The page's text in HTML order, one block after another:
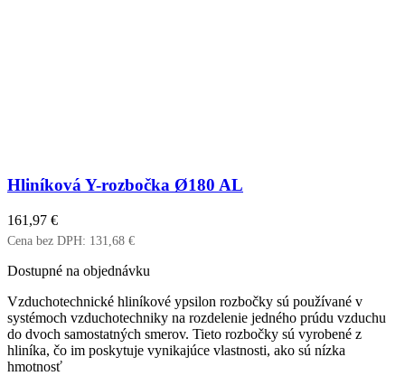
Hliníková Y-rozbočka Ø180 AL
161,97 €
Cena bez DPH: 131,68 €
Dostupné na objednávku
Vzduchotechnické hliníkové ypsilon rozbočky sú používané v
systémoch vzduchotechniky na rozdelenie jedného prúdu vzduchu
do dvoch samostatných smerov. Tieto rozbočky sú vyrobené z
hliníka, čo im poskytuje vynikajúce vlastnosti, ako sú nízka
hmotnosť